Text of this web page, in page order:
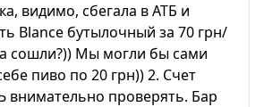
видимо, сбегала в АТБ и
Blance бутылочный за 70 грн/
сошли?)) Мы могли бы сами
пиво по 20 грн)) 2. Счет
проверять. Бар